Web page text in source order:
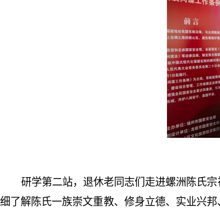
研学第二站， 退休老同志们走进螺洲陈氏宗
细了解陈氏一族崇文重教、修身立德、实业兴